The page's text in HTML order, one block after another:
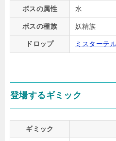
ボスの属性 水
ボスの種族 妖精族
ドロップ ミスターテ
登場するギミック
ギミック